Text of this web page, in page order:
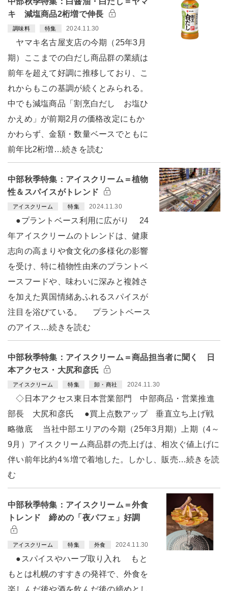
キ 減塩商品2桁増で伸長
調味料 特集 2024.11.30
ヤマキ名古屋支店の今期（25年3月
期）ここまでの白だし商品群の業績は
前年を超えて好調に推移しており、こ
れからもこの基調が続くとみられる。
中でも減塩商品「割烹白だし お塩ひ
かえめ」が前期2月の価格改定にもか
かわらず、金額・数量ベースでともに
前年比2桁増…続きを読む
中部秋季特集：アイスクリーム＝植物
性＆スパイスがトレンド
アイスクリーム 特集 2024.11.30
●プラントベース利用に広がり 24
年アイスクリームのトレンドは、健康
志向の高まりや食文化の多様化の影響
を受け、特に植物性由来のプラントベ
ースフードや、味わいに深みと複雑さ
を加えた異国情緒あふれるスパイスが
注目を浴びている。 プラントベース
のアイス…続きを読む
中部秋季特集：アイスクリーム＝商品担当者に聞く 日
本アクセス・大尻和彦氏
アイスクリーム 特集 卸・商社 2024.11.30
◇日本アクセス東日本営業部門 中部商品・営業推進
部長 大尻和彦氏 ●買上点数アップ 垂直立ち上げ戦
略徹底 当社中部エリアの今期（25年3月期）上期（4～
9月）アイスクリーム商品群の売上げは、相次ぐ値上げに
伴い前年比約4％増で着地した。しかし、販売…続きを読
む
中部秋季特集：アイスクリーム＝外食
トレンド 締めの「夜パフェ」好調
アイスクリーム 特集 外食 2024.11.30
●スパイスやハーブ取り入れ もと
もとは札幌のすすきの発祥で、外食を